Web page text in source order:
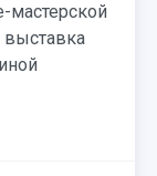
мастерской
выставка